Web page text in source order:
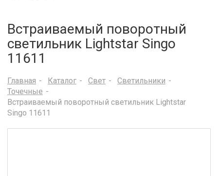
Встраиваемый поворотный
светильник Lightstar Singo
11611
Главная Каталог Свет
Светильники
Точечные
Встраиваемый поворотный светильник Lightstar
Singo 11611